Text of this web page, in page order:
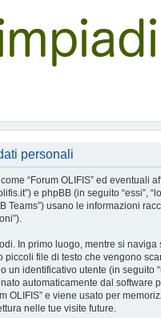
personali
“Forum OLIFIS” ed eventuali
e phpBB (in seguito “essi”,
Teams”) usano le informazioni
In primo luogo, mentre si naviga
piccoli file di testo che vengono
un identificativo utente (in seguito
automaticamente dal software
OLIFIS” e viene usato per
nelle tue visite future.